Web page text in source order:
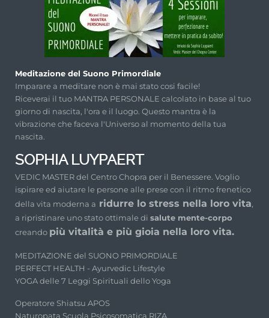
Meditazione del Suono Primordiale
Imparare a meditare non è mai stato cosi facile!
Riceverai il tuo MANTRA PERSONALE calcolato in base al tuo
giorno di nascita, l'ora e il luogo. Questo mantra è la
vibrazione che faceva l'Universo al momento della tua
nascita.
SOPHIA LUYPAERT
VEDIC MASTER del Centro Chopra per il Benessere. Voglio
ispirare ed aiutare le persone alle prese con il ritmo frenetico
della vita moderna a ridurre lo stress nella loro vita,
a ripristinare uno stato ottimale di salute mente-corpo
creando più vitalità e più gioia nella loro vita.
MEDITAZIONE del SUONO PRIMORDIALE
PERFECT HEALTH - Ayurvedic Lifestyle
YOGA delle 7 Leggi Spirituali dello Yoga
Operatore Shiatsu APOS
Naturopata Scuola Psicosomatica RIZA